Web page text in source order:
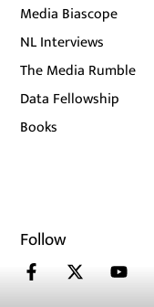
Media Biascope
NL Interviews
The Media Rumble
Data Fellowship
Books
Follow